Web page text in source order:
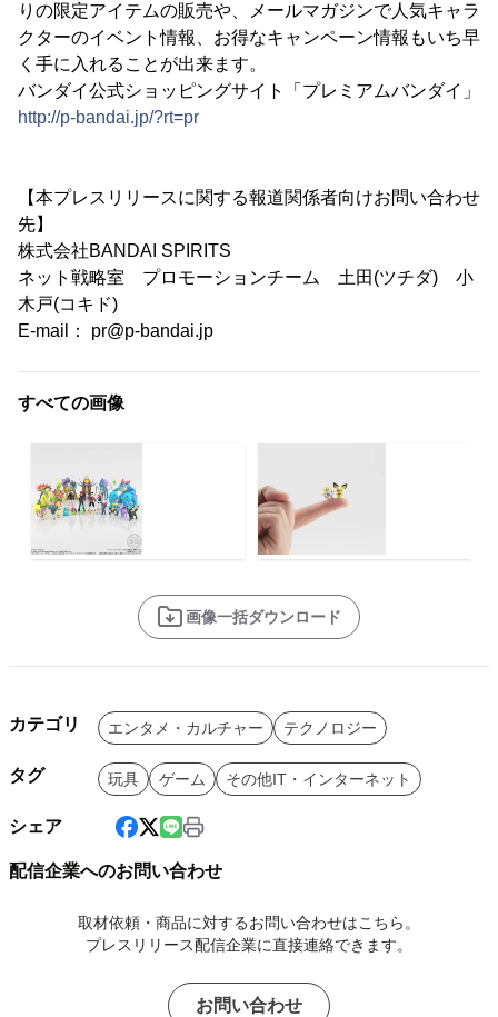
りの限定アイテムの販売や、メールマガジンで人気キャラ
クターのイベント情報、お得なキャンペーン情報もいち早
く手に入れることが出来ます。
バンダイ公式ショッピングサイト「プレミアムバンダイ」
http://p-bandai.jp/?rt=pr
【本プレスリリースに関する報道関係者向けお問い合わせ
先】
株式会社BANDAI SPIRITS
ネット戦略室 プロモーションチーム 土田(ツチダ) 小
木戸(コキド)
E-mail： pr@p-bandai.jp
すべての画像
画像一括ダウンロード
カテゴリ エンタメ・カルチャー テクノロジー
タグ 玩具 ゲーム その他IT・インターネット
シェア
配信企業へのお問い合わせ
取材依頼・商品に対するお問い合わせはこちら。
プレスリリース配信企業に直接連絡できます。
お問い合わせ